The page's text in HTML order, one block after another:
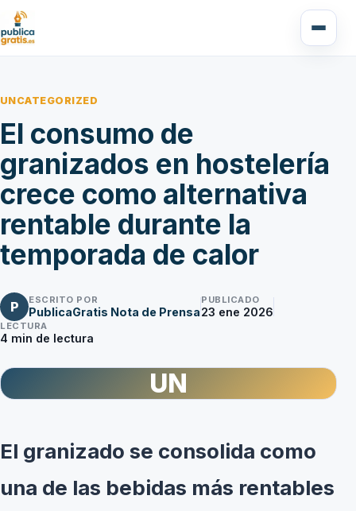
UNCATEGORIZED
El consumo de
granizados en hostelería
crece como alternativa
rentable durante la
temporada de calor
P ESCRITO POR
PublicaGratis Nota de Prensa
PUBLICADO
23 ene 2026
LECTURA
4 min de lectura
UN
El granizado se consolida como
una de las bebidas más rentables